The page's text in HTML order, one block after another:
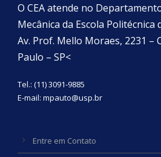
O CEA atende no
Mecânica da Escola Politécnica
Av. Prof. Mello Moraes, 2231 –
Paulo – SP<
Tel.: (11) 3091-9885
E-mail: mpauto@usp.br
Entre em Contato